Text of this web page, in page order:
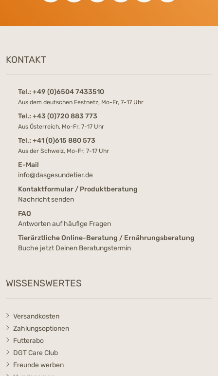
KONTAKT
Tel.: +49 (0)6504 7433510
Aus dem deutschen Festnetz, Mo-Fr, 7-17 Uhr
Tel.: +43 (0)720 883 773
Aus Österreich, Mo-Fr, 7-17 Uhr
Tel.: +41 (0)615 880 573
Aus der Schweiz, Mo-Fr, 7-17 Uhr
E-Mail
info@dasgesundetier.de
Kontaktformular / Produktberatung
Nachricht senden
FAQ
Antworten auf häufige Fragen
Tierärztliche Online-Beratung / Ernährungsberatung
Buche jetzt Deinen Beratungstermin
WISSENSWERTES
Versandkosten
Zahlungsoptionen
Futterabo
DGT Care Club
Freunde werben